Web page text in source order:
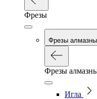
Фрезы
Фрезы
Фрезы
Игла